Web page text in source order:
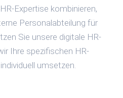
Expertise kombinieren,
Personalabteilung für
Sie unsere digitale HR-
Ihre spezifischen HR-
umsetzen.